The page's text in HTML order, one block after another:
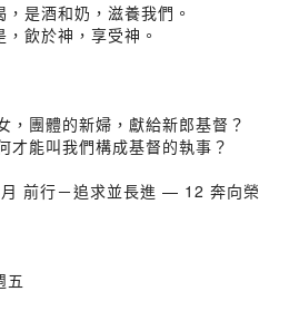
是酒和奶，滋養我們。
飲於神，享受神。
，團體的新婦，獻給新郎基督？
才能叫我們構成基督的執事？
前行－追求並長進 — 12 奔向榮
五